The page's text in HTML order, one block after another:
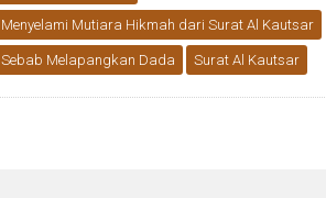
Menyelami Mutiara Hikmah dari Surat Al Kautsar
Sebab Melapangkan Dada Surat Al Kautsar